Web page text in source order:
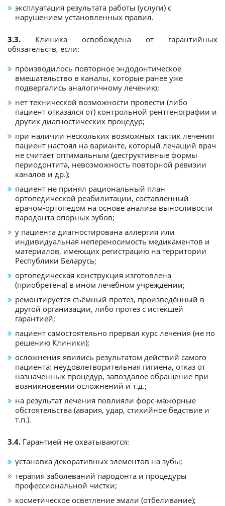
эксплуатация результата работы (услуги) с
нарушением установленных правил.
3.3. Клиника освобождена от гарантийных
обязательств, если:
производилось повторное эндодонтическое
вмешательство в каналы, которые ранее уже
подвергались аналогичному лечению;
нет технической возможности провести (либо
пациент отказался от) контрольной рентгенографии и
других диагностических процедур;
при наличии нескольких возможных тактик лечения
пациент настоял на варианте, который лечащий врач
не считает оптимальным (деструктивные формы
периодонтита, невозможность повторной ревизии
каналов и др.);
пациент не принял рациональный план
ортопедической реабилитации, составленный
врачом-ортопедом на основе анализа выносливости
пародонта опорных зубов;
у пациента диагностирована аллергия или
индивидуальная непереносимость медикаментов и
материалов, имеющих регистрацию на территории
Республики Беларусь;
ортопедическая конструкция изготовлена
(приобретена) в ином лечебном учреждении;
ремонтируется съёмный протез, произведённый в
другой организации, либо протез с истекшей
гарантией;
пациент самостоятельно прервал курс лечения (не по
решению Клиники);
осложнения явились результатом действий самого
пациента: неудовлетворительная гигиена, отказ от
назначенных процедур, запоздалое обращение при
возникновении осложнений и т.д.;
на результат лечения повлияли форс-мажорные
обстоятельства (авария, удар, стихийное бедствие и
т.п.).
3.4. Гарантией не охватываются:
установка декоративных элементов на зубы;
терапия заболеваний пародонта и процедуры
профессиональной чистки;
косметическое осветление эмали (отбеливание);